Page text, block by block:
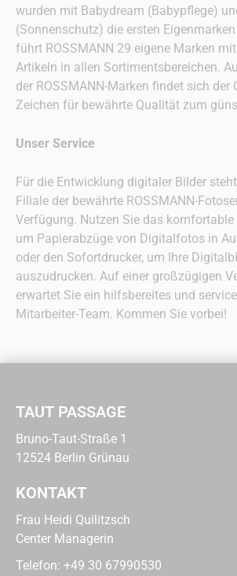
wurden mit Babydream (Babypflege)
(Sonnenschutz) die ersten
führt ROSSMANN 29 eigene Marken
Artikeln in allen Sortimentsbereichen.
der ROSSMANN-Marken findet sich der
Zeichen für bewährte Qualität zum
Unser Service
Für die Entwicklung digitaler Bilder
Filiale der bewährte ROSSMANN-
Verfügung. Nutzen Sie das
um Papierabzüge von Digitalfotos in
oder den Sofortdrucker, um Ihre
auszudrucken. Auf einer großzügigen
erwartet Sie ein hilfsbereites und
Mitarbeiter-Team. Kommen Sie vorbei!
TAUT PASSAGE
Bruno-Taut-Straße 1
12524 Berlin Grünau
KONTAKT
Frau Heidi Quilitzsch
Center Managerin
Telefon: +49 30 67990530